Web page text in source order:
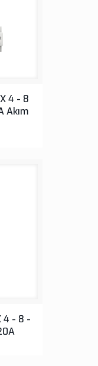
4 - 8
Akım
4 - 8 -